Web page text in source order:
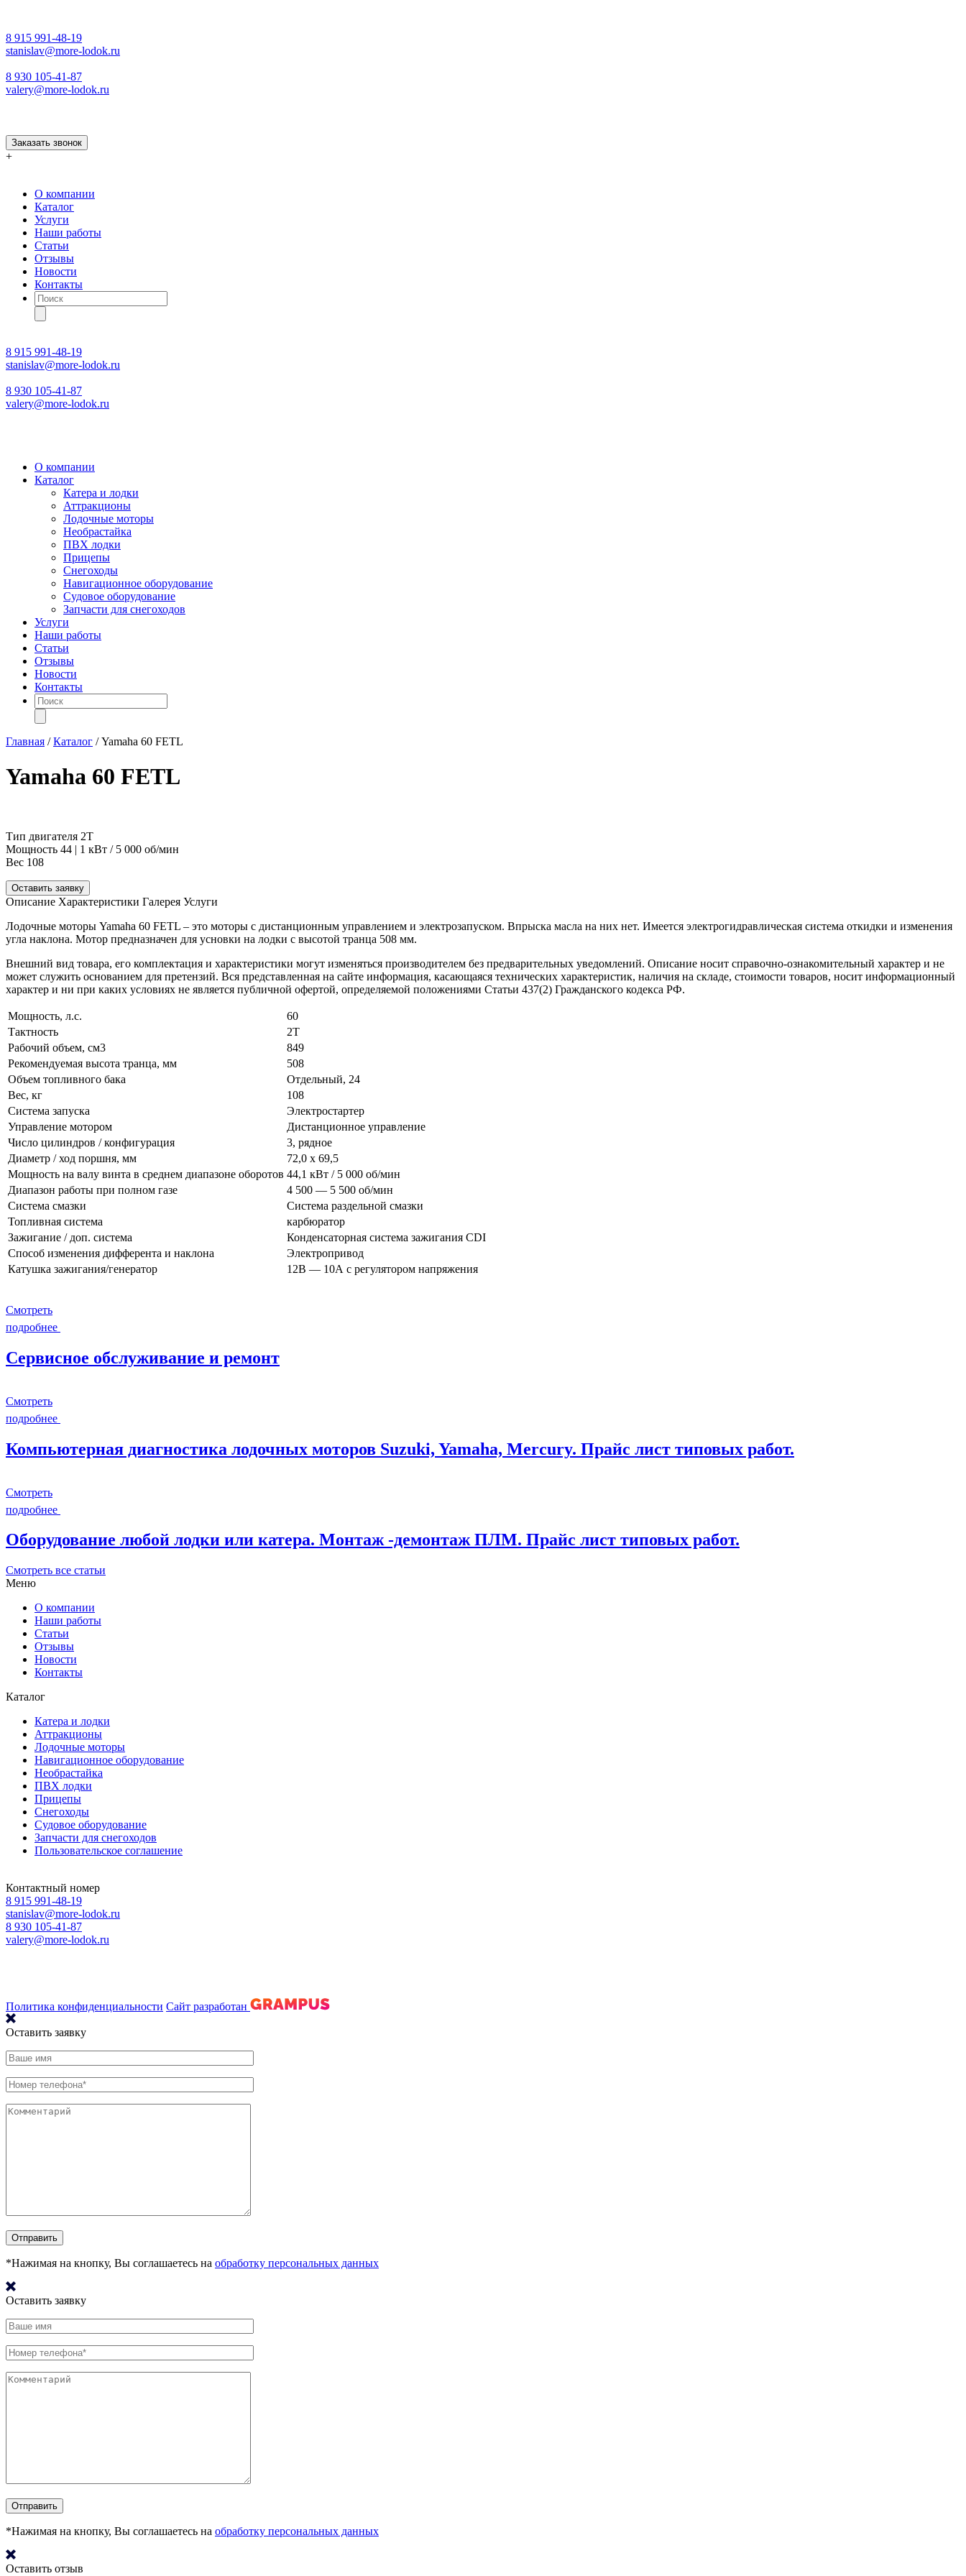
8 915 991-48-19
stanislav@more-lodok.ru
8 930 105-41-87
valery@more-lodok.ru
Заказать звонок
+
О компании
Каталог
Услуги
Наши работы
Статьи
Отзывы
Новости
Контакты
Поиск
товаров
8 915 991-48-19
stanislav@more-lodok.ru
8 930 105-41-87
valery@more-lodok.ru
О компании
Каталог
Катера и лодки
Аттракционы
Лодочные моторы
Необрастайка
ПВХ лодки
Прицепы
Снегоходы
Навигационное оборудование
Судовое оборудование
Запчасти для снегоходов
Услуги
Наши работы
Статьи
Отзывы
Новости
Контакты
Поиск
товаров
Главная /Каталог /Yamaha 60 FETL
Yamaha 60 FETL
Тип двигателя 2Т
Мощность 44 | 1 кВт / 5 000 об/мин
Вес 108
Оставить заявку
Описание Характеристики Галерея Услуги
Лодочные моторы Yamaha 60 FETL – это моторы с дистанционным управлением и электрозапуском. Впрыска масла на них нет. Имеется электрогидравлическая система откидки и изменения
угла наклона. Мотор предназначен для усновки на лодки с высотой транца 508 мм.
Внешний вид товара, его комплектация и характеристики могут изменяться производителем без предварительных уведомлений. Описание носит справочно-ознакомительный характер и не
может служить основанием для претензий. Вся представленная на сайте информация, касающаяся технических характеристик, наличия на складе, стоимости товаров, носит информационный
характер и ни при каких условиях не является публичной офертой, определяемой положениями Статьи 437(2) Гражданского кодекса РФ.
Мощность, л.с.
60
Тактность
2Т
Рабочий объем, см3
849
Рекомендуемая высота транца, мм
508
Объем топливного бака
Отдельный, 24
Вес, кг
108
Система запуска
Электростартер
Управление мотором
Дистанционное управление
Число цилиндров / конфигурация
3, рядное
Диаметр / ход поршня, мм
72,0 x 69,5
Мощность на валу винта в среднем диапазоне оборотов 44,1 кВт / 5 000 об/мин
Диапазон работы при полном газе
4 500 — 5 500 об/мин
Система смазки
Система раздельной смазки
Топливная система
карбюратор
Зажигание / доп. система
Конденсаторная система зажигания CDI
Способ изменения дифферента и наклона
Электропривод
Катушка зажигания/генератор
12В — 10А с регулятором напряжения
Смотреть
подробнее
Сервисное обслуживание и ремонт
Смотреть
подробнее
Компьютерная диагностика лодочных моторов Suzuki, Yamaha, Mercury. Прайс лист типовых работ.
Смотреть
подробнее
Оборудование любой лодки или катера. Монтаж -демонтаж ПЛМ. Прайс лист типовых работ.
Смотреть все статьи
Меню
О компании
Наши работы
Статьи
Отзывы
Новости
Контакты
Каталог
Катера и лодки
Аттракционы
Лодочные моторы
Навигационное оборудование
Необрастайка
ПВХ лодки
Прицепы
Снегоходы
Судовое оборудование
Запчасти для снегоходов
Пользовательское соглашение
Контактный номер
8 915 991-48-19
stanislav@more-lodok.ru
8 930 105-41-87
valery@more-lodok.ru
Политика конфиденциальности Сайт разработан
Оставить заявку
*Нажимая на кнопку, Вы соглашаетесь на обработку персональных данных
Оставить заявку
*Нажимая на кнопку, Вы соглашаетесь на обработку персональных данных
Оставить отзыв